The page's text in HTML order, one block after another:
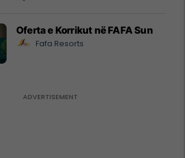
Oferta e Korrikut në FAFA Sun
Fafa Resorts